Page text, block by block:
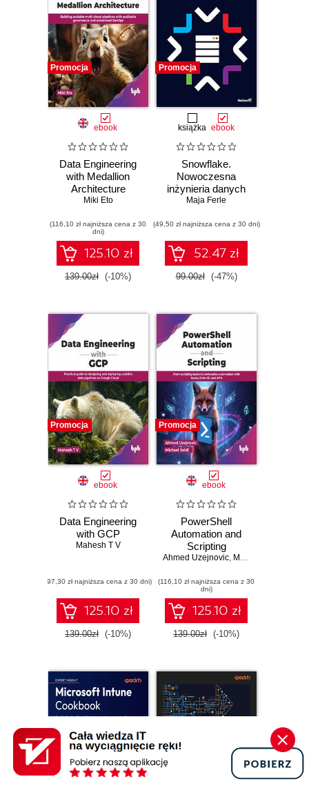
Promocja
ebook
Data Engineering
with Medallion
Architecture
Miki Eto
(116,10 zł najniższa cena z 30
dni)
125.10 zł
139.00zł (-10%)
Promocja
książka ebook
Snowflake.
Nowoczesna
inżynieria danych
w praktyce
Maja Ferle
(49,50 zł najniższa cena z 30 dni)
52.47 zł
99.00zł (-47%)
Promocja
ebook
Data Engineering
with GCP
Mahesh T V
(97,30 zł najniższa cena z 30 dni)
125.10 zł
139.00zł (-10%)
Promocja
ebook
PowerShell
Automation and
Scripting
Ahmed Uzejnovic, Michael Seidl
(116,10 zł najniższa cena z 30
dni)
125.10 zł
139.00zł (-10%)